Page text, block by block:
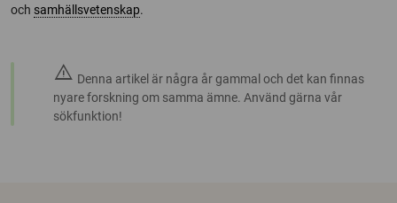
och samhällsvetenskap.
warning Denna artikel är några år gammal och det kan finnas
nyare forskning om samma ämne. Använd gärna vår
sökfunktion!